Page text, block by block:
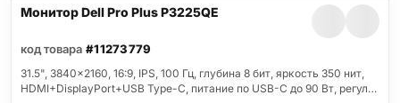
Монитор Dell Pro Plus P3225QE
код товара #11273779
31.5", 3840x2160, 16:9, IPS, 100 Гц, глубина 8 бит, яркость 350 нит,
HDMI+DisplayPort+USB Type-C, питание по USB-C до 90 Вт, регул…